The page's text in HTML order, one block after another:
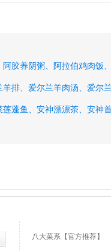
阿胶养阴粥、 阿拉伯鸡肉饭
排、 爱尔兰羊肉汤、 爱尔
蓬鱼、 安神漂漂茶、 安神
八大菜系【官方推荐】